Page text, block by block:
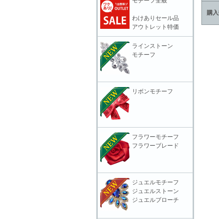
購
わけありセール品
アウトレット特価
ラインストーン
モチーフ
リボンモチーフ
フラワーモチーフ
フラワーブレード
ジュエルモチーフ
ジュエルストーン
ジュエルブローチ